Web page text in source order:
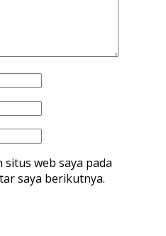
situs web saya pada
saya berikutnya.